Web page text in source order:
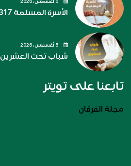
الأسرة المسلمة 1317
شباب تحت العشرين 1317
تابعنا على تويتر
مجلة الفرقان